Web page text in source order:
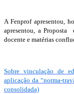
A Fenprof apresentou,
apresentou, a Proposta
docente e matérias
Sobre vinculação de
aplicação da “norma-
consolidada)